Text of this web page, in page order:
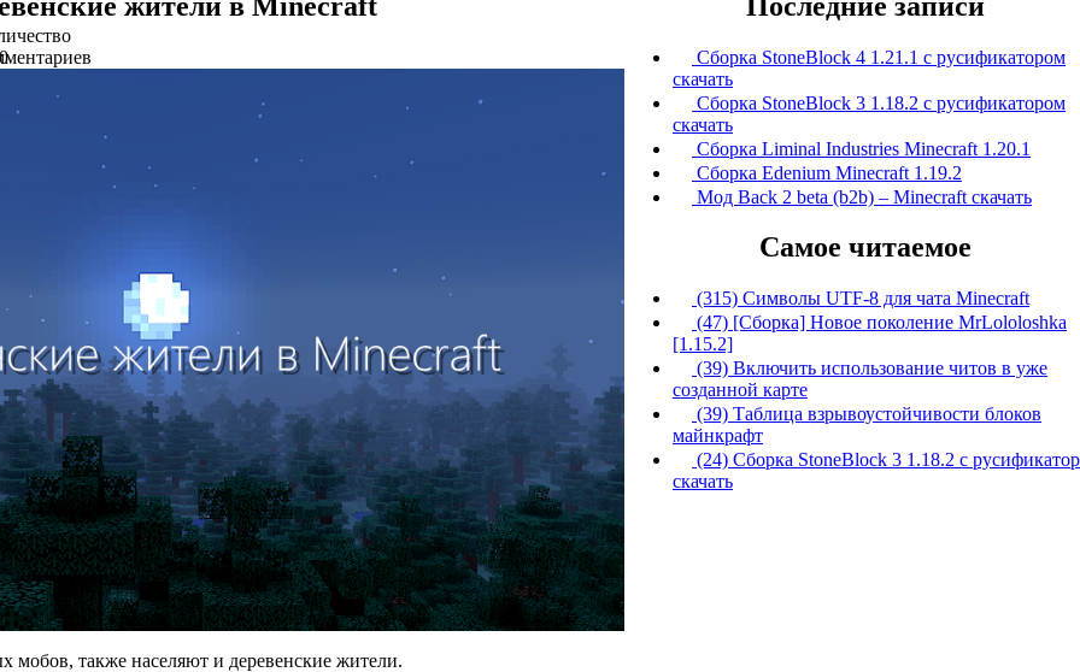
0
мобов, также населяют и деревенские жители.
Сборка StoneBlock 4 1.21.1 с русификатором
скачать
Сборка StoneBlock 3 1.18.2 с русификатором
скачать
Сборка Liminal Industries Minecraft 1.20.1
Сборка Edenium Minecraft 1.19.2
Мод Back 2 beta (b2b) – Minecraft скачать
Самое читаемое
(315) Символы UTF-8 для чата Minecraft
(47) [Сборка] Новое поколение MrLololoshka
[1.15.2]
(39) Включить использование читов в уже
созданной карте
(39) Таблица взрывоустойчивости блоков
майнкрафт
(24) Сборка StoneBlock 3 1.18.2 с
скачать